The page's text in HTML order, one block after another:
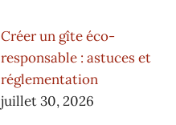
Créer un gîte éco-
responsable : astuces et
réglementation
juillet 30, 2026